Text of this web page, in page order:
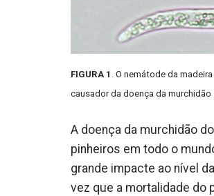
FIGURA 1 . O nemátode da
causador da doença da murchidão
A doença da murchidão
pinheiros em todo o
grande impacte ao nível
vez que a mortalidade do